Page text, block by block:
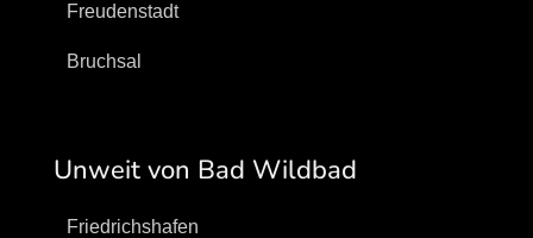
Freudenstadt
Bruchsal
Unweit von Bad Wildbad
Friedrichshafen